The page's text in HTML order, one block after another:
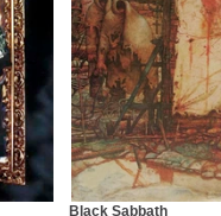
Black Sabbath